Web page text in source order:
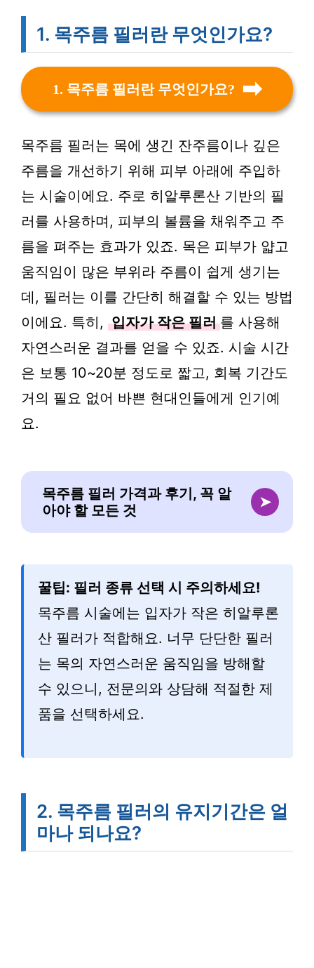
1. 목주름 필러란 무엇인가요?
1. 목주름 필러란 무엇인가요?
목주름 필러는 목에 생긴 잔주름이나 깊은
주름을 개선하기 위해 피부 아래에 주입하
는 시술이에요. 주로 히알루론산 기반의 필
러를 사용하며, 피부의 볼륨을 채워주고 주
름을 펴주는 효과가 있죠. 목은 피부가 얇고
움직임이 많은 부위라 주름이 쉽게 생기는
데, 필러는 이를 간단히 해결할 수 있는 방법
이에요. 특히, 입자가 작은 필러 를 사용해
자연스러운 결과를 얻을 수 있죠. 시술 시간
은 보통 10~20분 정도로 짧고, 회복 기간도
거의 필요 없어 바쁜 현대인들에게 인기예
요.
목주름 필러 가격과 후기, 꼭 알
아야 할 모든 것
➤
꿀팁: 필러 종류 선택 시 주의하세요!
목주름 시술에는 입자가 작은 히알루론
산 필러가 적합해요. 너무 단단한 필러
는 목의 자연스러운 움직임을 방해할
수 있으니, 전문의와 상담해 적절한 제
품을 선택하세요.
2. 목주름 필러의 유지기간은 얼
마나 되나요?